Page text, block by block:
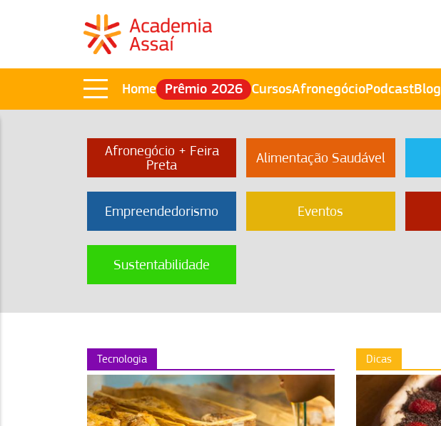
Home Prêmio 2026 CursosAfronegócioPodcastBlog
Afronegócio + Feira
Preta
Alimentação Saudável
Empreendedorismo Eventos
Sustentabilidade
Tecnologia Dicas